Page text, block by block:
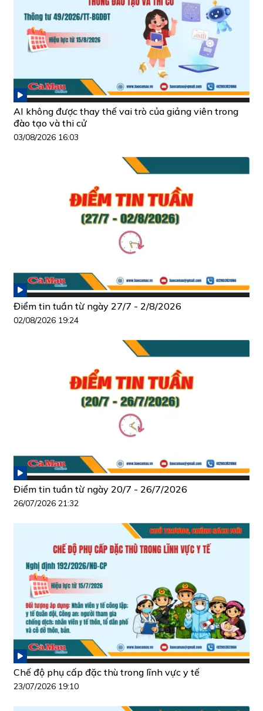
AI không được thay thế vai trò của giảng viên trong
đào tạo và thi cử
03/08/2026 16:03
Điểm tin tuần từ ngày 27/7 - 2/8/2026
02/08/2026 19:24
Điểm tin tuần từ ngày 20/7 - 26/7/2026
26/07/2026 21:32
Chế độ phụ cấp đặc thù trong lĩnh vực y tế
23/07/2026 19:10